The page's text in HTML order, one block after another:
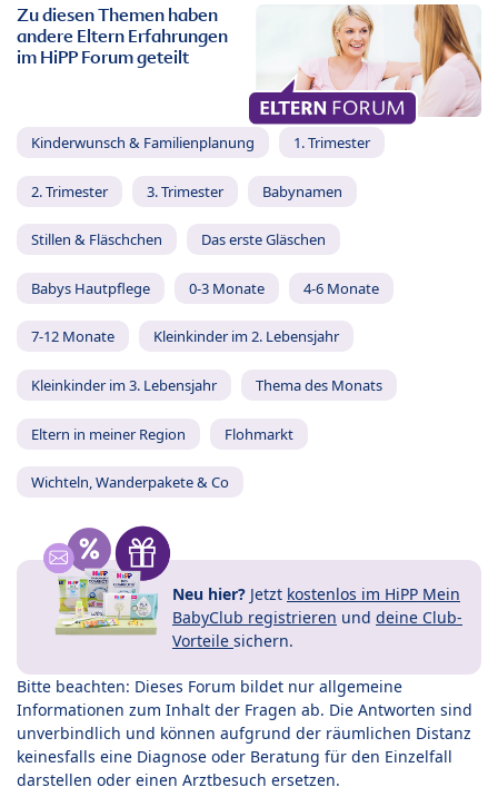
Zu diesen Themen haben
andere Eltern Erfahrungen
im HiPP Forum geteilt
Kinderwunsch & Familienplanung 1. Trimester
2. Trimester 3. Trimester Babynamen
Stillen & Fläschchen Das erste Gläschen
Babys Hautpflege 0-3 Monate 4-6 Monate
7-12 Monate Kleinkinder im 2. Lebensjahr
Kleinkinder im 3. Lebensjahr Thema des Monats
Eltern in meiner Region Flohmarkt
Wichteln, Wanderpakete & Co
Neu hier? Jetzt kostenlos im HiPP Mein
BabyClub registrieren und deine Club-
Vorteile sichern.
Bitte beachten: Dieses Forum bildet nur allgemeine
Informationen zum Inhalt der Fragen ab. Die Antworten sind
unverbindlich und können aufgrund der räumlichen Distanz
keinesfalls eine Diagnose oder Beratung für den Einzelfall
darstellen oder einen Arztbesuch ersetzen.